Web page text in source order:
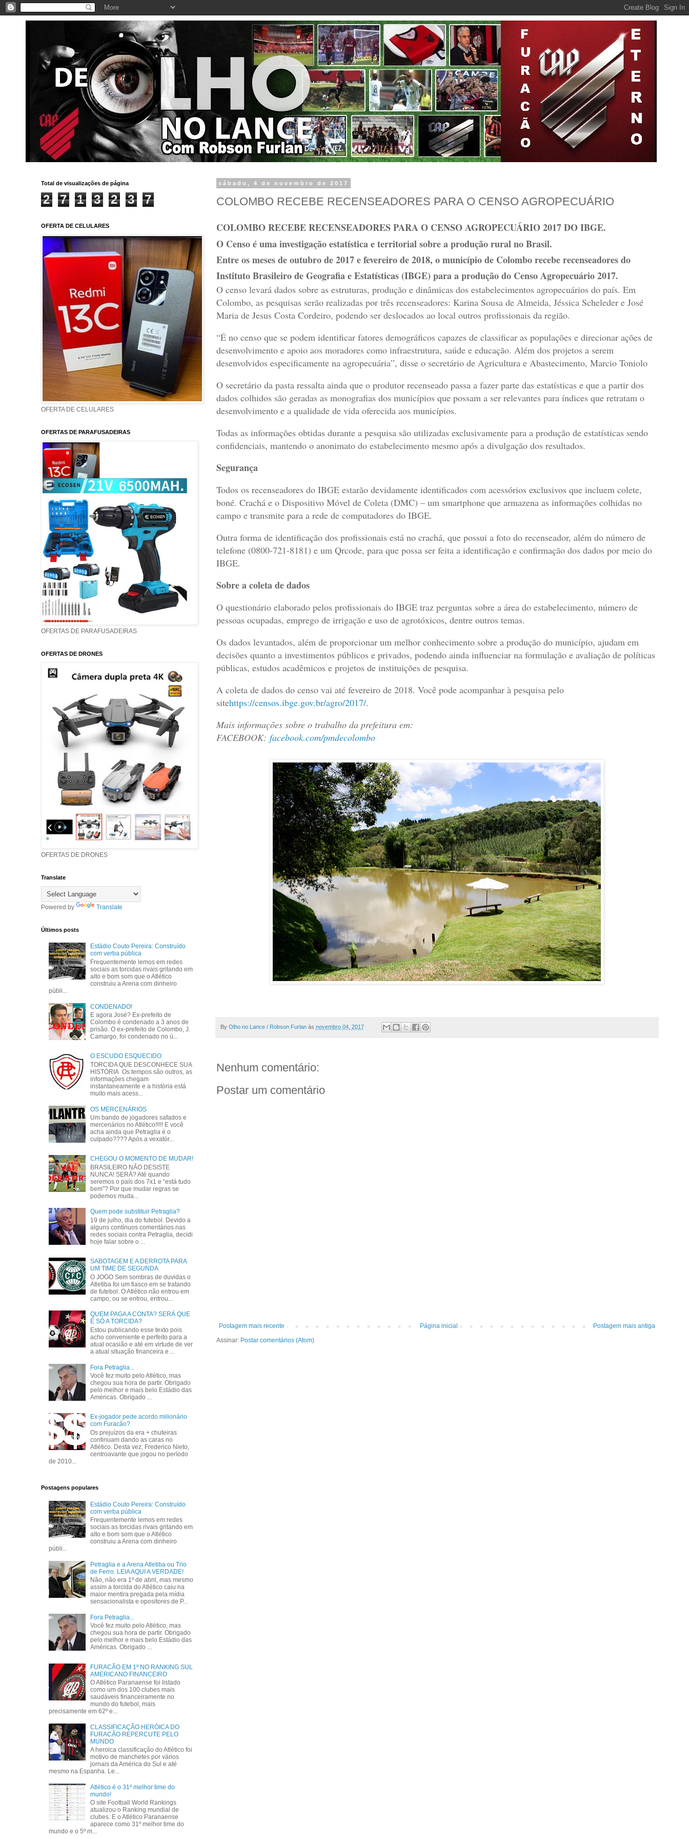
sábado, 4 de novembro de 2017
COLOMBO RECEBE RECENSEADORES PARA O CENSO AGROPECUÁRIO
COLOMBO RECEBE RECENSEADORES PARA O CENSO AGROPECUÁRIO 2017 DO IBGE.
O Censo é uma investigação estatística e territorial sobre a produção rural no Brasil.
Entre os meses de outubro de 2017 e fevereiro de 2018, o município de Colombo recebe recenseadores do
Instituto Brasileiro de Geografia e Estatísticas (IBGE) para a produção do Censo Agropecuário 2017.
O censo levará dados sobre as estruturas, produção e dinâmicas dos estabelecimentos agropecuários do país. Em
Colombo, as pesquisas serão realizadas por três recenseadores: Karina Sousa de Almeida, Jéssica Scheleder e José
Maria de Jesus Costa Cordeiro, podendo ser deslocados ao local outros profissionais da região.
“É no censo que se podem identificar fatores demográficos capazes de classificar as populações e direcionar ações de
desenvolvimento e apoio aos moradores como infraestrutura, saúde e educação. Além dos projetos a serem
desenvolvidos especificamente na agropecuária”, disse o secretário de Agricultura e Abastecimento, Marcio Toniolo
O secretário da pasta ressalta ainda que o produtor recenseado passa a fazer parte das estatísticas e que a partir dos
dados colhidos são geradas as monografias dos municípios que possam a ser relevantes para índices que retratam o
desenvolvimento e a qualidade de vida oferecida aos municípios.
Todas as informações obtidas durante a pesquisa são utilizadas exclusivamente para a produção de estatísticas sendo
confidenciais, mantendo o anonimato do estabelecimento mesmo após a divulgação dos resultados.
Segurança
Todos os recenseadores do IBGE estarão devidamente identificados com acessórios exclusivos que incluem colete,
boné. Crachá e o Dispositivo Móvel de Coleta (DMC) – um smartphone que armazena as informações colhidas no
campo e transmite para a rede de computadores do IBGE.
Outra forma de identificação dos profissionais está no crachá, que possui a foto do recenseador, além do número de
telefone (0800-721-8181) e um Qrcode, para que possa ser feita a identificação e confirmação dos dados por meio do
IBGE.
Sobre a coleta de dados
O questionário elaborado pelos profissionais do IBGE traz perguntas sobre a área do estabelecimento, número de
pessoas ocupadas, emprego de irrigação e uso de agrotóxicos, dentre outros temas.
Os dados levantados, além de proporcionar um melhor conhecimento sobre a produção do município, ajudam em
decisões quanto a investimentos públicos e privados, podendo ainda influenciar na formulação e avaliação de políticas
públicas, estudos acadêmicos e projetos de instituições de pesquisa.
A coleta de dados do censo vai até fevereiro de 2018. Você pode acompanhar à pesquisa pelo
sitehttps://censos.ibge.gov.br/agro/2017/.
Mais informações sobre o trabalho da prefeitura em:
FACEBOOK: facebook.com/pmdecolombo
By Olho no Lance / Robson Furlan às novembro 04, 2017
Nenhum comentário:
Postar um comentário
Postagem mais recente Postagem mais antiga
Página inicial
Assinar: Postar comentários (Atom)
Total de visualizações de página
2 7 1 3 2 3 7
OFERTA DE CELULARES
OFERTA DE CELULARES
OFERTAS DE PARAFUSADEIRAS
OFERTAS DE PARAFUSADEIRAS
OFERTAS DE DRONES
OFERTAS DE DRONES
Translate
Powered by Translate
Últimos posts
Estádio Couto Pereira: Construído
com verba pública
Frequentemente lemos em redes
sociais as torcidas rivais gritando em
alto e bom som que o Atlético
construiu a Arena com dinheiro
públi...
CONDENADO!
E agora José? Ex-prefeito de
Colombo é condenado a 3 anos de
prisão. O ex-prefeito de Colombo, J.
Camargo, foi condenado no ú...
O ESCUDO ESQUECIDO
TORCIDA QUE DESCONHECE SUA
HISTÓRIA Os tempos são outros, as
informações chegam
instantaneamente e a história está
muito mais acess...
OS MERCENÁRIOS
Um bando de jogadores safados e
mercenários no Atlético!!!!! E você
acha ainda que Petraglia é o
culpado???? Após a vexatór...
CHEGOU O MOMENTO DE MUDAR!
BRASILEIRO NÃO DESISTE
NUNCA! SERÁ? Até quando
seremos o país dos 7x1 e “está tudo
bem”? Por que mudar regras se
podemos muda...
Quem pode substituir Petraglia?
19 de julho, dia do futebol. Devido a
alguns contínuos comentários nas
redes sociais contra Petraglia, decidi
hoje falar sobre o ...
SABOTAGEM E A DERROTA PARA
UM TIME DE SEGUNDA
O JOGO Sem sombras de duvidas o
Atletiba foi um fiasco em se tratando
de futebol. O Atlético não entrou em
campo, ou se entrou, entrou...
QUEM PAGA A CONTA? SERÁ QUE
É SÓ A TORCIDA?
Estou publicando esse texto pois
acho conveniente e perfeito para a
atual ocasião e até em virtude de ver
a atual situação financeira e ...
Fora Petraglia...
Você fez muito pelo Atlético, mas
chegou sua hora de partir. Obrigado
pelo melhor e mais belo Estádio das
Américas. Obrigado ...
Ex-jogador pede acordo milionário
com Furacão?
Os prejuízos da era + chuteiras
continuam dando as caras no
Atlético. Desta vez, Frederico Nieto,
centroavante que jogou no período
de 2010...
Postagens populares
Estádio Couto Pereira: Construído
com verba pública
Frequentemente lemos em redes
sociais as torcidas rivais gritando em
alto e bom som que o Atlético
construiu a Arena com dinheiro
públi...
Petraglia e a Arena Atletiba ou Trio
de Ferro. LEIA AQUI A VERDADE!
Não, não era 1º de abril, mas mesmo
assim a torcida do Atlético caiu na
maior mentira pregada pela mídia
sensacionalista e opositores de P...
Fora Petraglia...
Você fez muito pelo Atlético, mas
chegou sua hora de partir. Obrigado
pelo melhor e mais belo Estádio das
Américas. Obrigado ...
FURACÃO EM 1º NO RANKING SUL
AMERICANO FINANCEIRO
O Atlético Paranaense foi listado
como um dos 100 clubes mais
saudáveis financeiramente no
mundo do futebol, mais
precisamente em 62º e...
CLASSIFICAÇÃO HERÓICA DO
FURACÃO REPERCUTE PELO
MUNDO
A heroica classificação do Atlético foi
motivo de manchetes por vários
jornais da América do Sul e até
mesmo na Espanha. Le...
Atlético é o 31º melhor time do
mundo!
O site Football World Rankings
atualizou o Ranking mundial de
clubes. E o Atlético Paranaense
aparece como 31º melhor time do
mundo e o 5º m...